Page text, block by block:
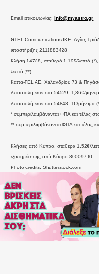
Email επικοινωνίας:info@myastro.gr
GTEL Communications IKE. Αγίας
υποστήριξης 2111883428
Κλήση 14788, σταθερό 1,19€/λεπτό (*),
λεπτό (**)
Καπα-TEL AE, Χαλανδρίου 73 &
Αποστολή sms στο 54529, 1,36€/
Αποστολή sms στο 54848, 1€/μήνυμα
* συμπεριλαμβάνονται ΦΠΑ και τέλος
** συμπεριλαμβάνονται ΦΠΑ και τέλος
Κλήσεις από Κύπρο, σταθερό 1,52€/
εξυπηρέτησης από Κύπρο 80009700
Photo credits: Shutterstock.com